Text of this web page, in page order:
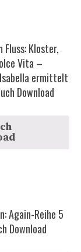
Fluss: Kloster,
Vita –
ermittelt
Download
Again-Reihe 5
Download